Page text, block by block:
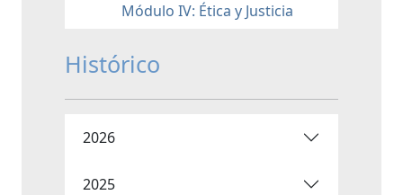
Módulo IV: Ética y Justicia
Histórico
2026
2025